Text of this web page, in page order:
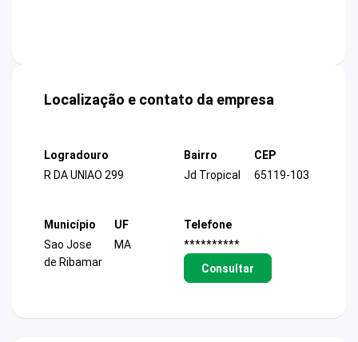
Localização e contato da empresa
Logradouro
R DA UNIAO 299
Bairro
Jd Tropical
CEP
65119-103
Município
Sao Jose
de Ribamar
UF
MA
Telefone
**********
Consultar